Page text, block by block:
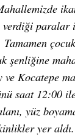
verdiği
şenliğine
ve Kocatepe
saat 12:00
yüz
yer